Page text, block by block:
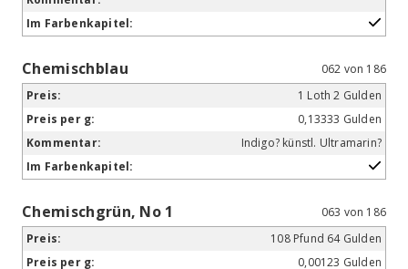
Chemischblau
062 von 186
1 Loth 2 Gulden
0,13333 Gulden
Indigo? künstl. Ultramarin?
Chemischgrün, No 1
063 von 186
108 Pfund 64 Gulden
0,00123 Gulden